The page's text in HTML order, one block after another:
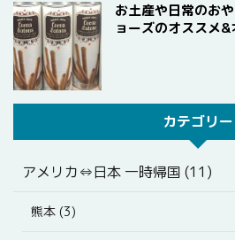
お土産や日常のお
ョーズのオススメ
カテゴリー
アメリカ⇔日本 一時帰国 (11)
熊本 (3)